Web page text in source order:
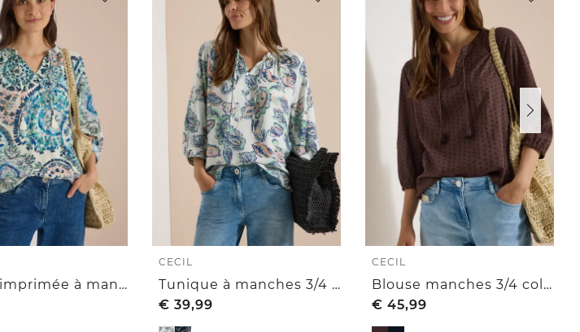
Blouse imprimée à manches 3/4, à col fendu
CECIL
Tunique à manches 3/4 avec col fendu et imprimé
€ 39,99
CECIL
Blouse manches 3/4 col fendu en matière structurée
€ 45,99